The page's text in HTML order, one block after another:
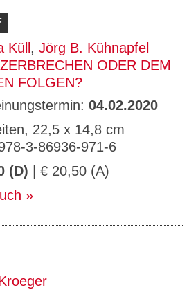
Küll , Jörg B. Kühnapfel
ODER DEM
FOLGEN?
04.02.2020
22,5 x 14,8 cm
3-86936-971-6
(D) | € 20,50 (A)
verwendet
den Zustimmungsstatus des
für Cookies auf der aktuellen
90
ge
T
P